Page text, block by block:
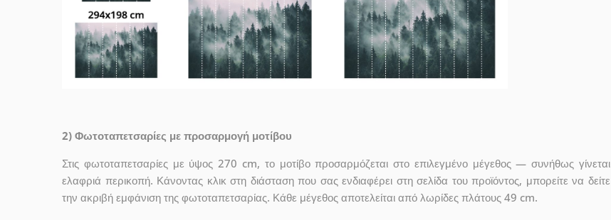
2) Φωτοταπετσαρίες με προσαρμογή μοτίβου
Στις φωτοταπετσαρίες με ύψος 270 cm, το μοτίβο προσαρμόζεται στο επιλεγμένο μέγεθος — συνήθως γίνεται
ελαφριά περικοπή. Κάνοντας κλικ στη διάσταση που σας ενδιαφέρει στη σελίδα του προϊόντος, μπορείτε να δείτε
την ακριβή εμφάνιση της φωτοταπετσαρίας. Κάθε μέγεθος αποτελείται από λωρίδες πλάτους 49 cm.